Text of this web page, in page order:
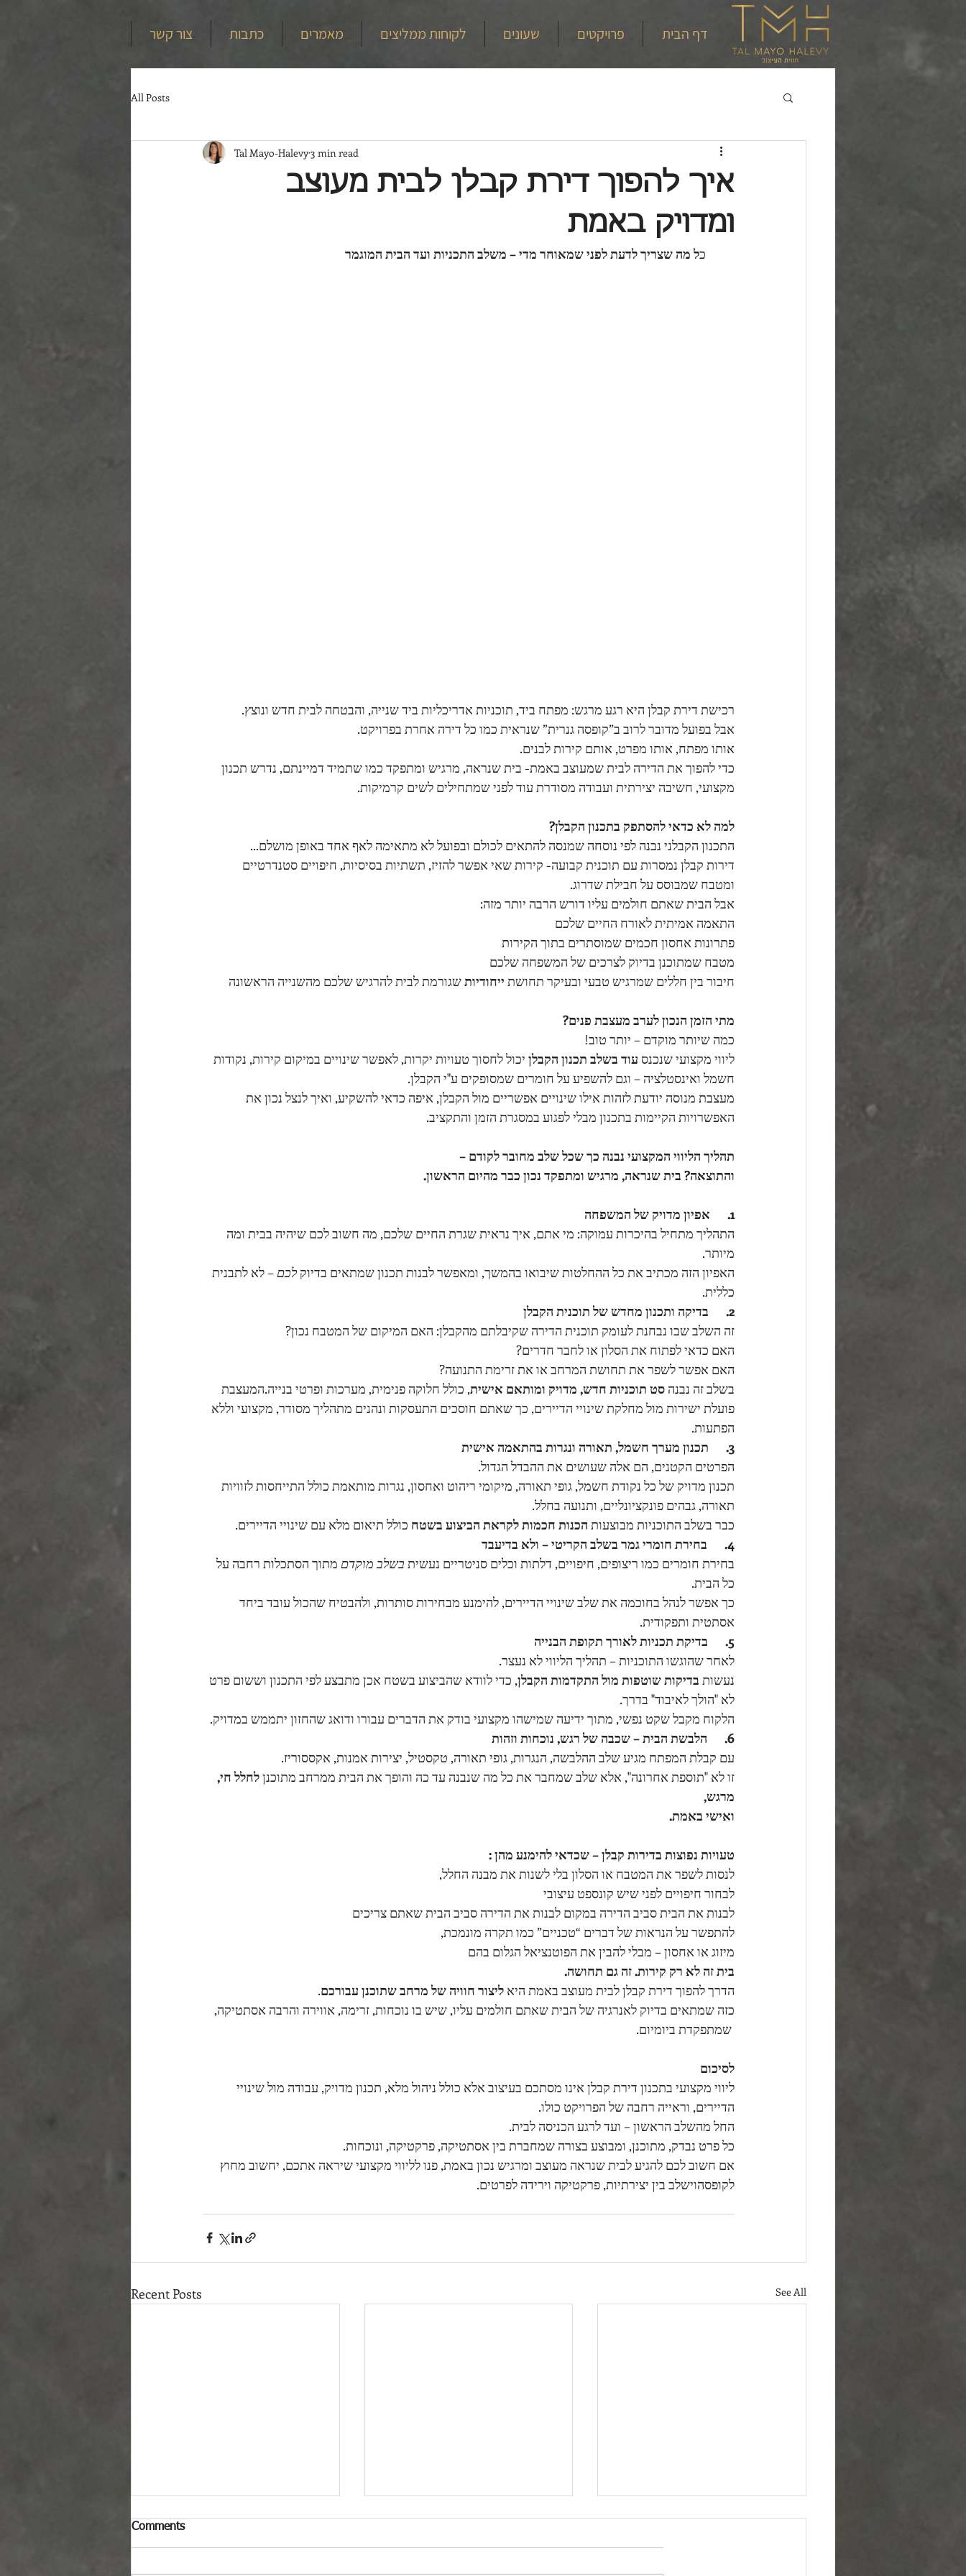
דף הבית פרויקטים שעונים לקוחות ממליצים מאמרים כתבות צור קשר
All Posts
איך להפוך דירת קבלן לבית מעוצב
ומדויק באמת
Tal Mayo-Halevy3 min read
כל מה שצריך לדעת לפני שמאוחר מדי – משלב התכניות ועד הבית המוגמר
רכישת דירת קבלן היא רגע מרגש: מפתח ביד, תוכניות אדריכליות ביד שנייה, והבטחה לבית חדש ונוצץ.
אבל בפועל מדובר לרוב ב”קופסה גנרית” שנראית כמו כל דירה אחרת בפרויקט.
אותו מפתח, אותו מפרט, אותם קירות לבנים.
כדי להפוך את הדירה לבית שמעוצב באמת- בית שנראה, מרגיש ומתפקד כמו שתמיד דמיינתם, נדרש תכנון
מקצועי, חשיבה יצירתית ועבודה מסודרת עוד לפני שמתחילים לשים קרמיקות.
למה לא כדאי להסתפק בתכנון הקבלן?
התכנון הקבלני נבנה לפי נוסחה שמנסה להתאים לכולם ובפועל לא מתאימה לאף אחד באופן מושלם...
דירות קבלן נמסרות עם תוכנית קבועה- קירות שאי אפשר להזיז, תשתיות בסיסיות, חיפויים סטנדרטיים
ומטבח שמבוסס על חבילת שדרוג.
אבל הבית שאתם חולמים עליו דורש הרבה יותר מזה:
התאמה אמיתית לאורח החיים שלכם
פתרונות אחסון חכמים שמוסתרים בתוך הקירות
מטבח שמתוכנן בדיוק לצרכים של המשפחה שלכם
חיבור בין חללים שמרגיש טבעי ובעיקר תחושת ייחודיות שגורמת לבית להרגיש שלכם מהשנייה הראשונה
מתי הזמן הנכון לערב מעצבת פנים?
כמה שיותר מוקדם – יותר טוב!
ליווי מקצועי שנכנס עוד בשלב תכנון הקבלן יכול לחסוך טעויות יקרות, לאפשר שינויים במיקום קירות, נקודות
חשמל ואינסטלציה – וגם להשפיע על חומרים שמסופקים ע"י הקבלן.
מעצבת מנוסה יודעת לזהות אילו שינויים אפשריים מול הקבלן, איפה כדאי להשקיע, ואיך לנצל נכון את
האפשרויות הקיימות בתכנון מבלי לפגוע במסגרת הזמן והתקציב.
תהליך הליווי המקצועי נבנה כך שכל שלב מחובר לקודם –
והתוצאה? בית שנראה, מרגיש ומתפקד נכון כבר מהיום הראשון.
1.      אפיון מדויק של המשפחה
התהליך מתחיל בהיכרות עמוקה: מי אתם, איך נראית שגרת החיים שלכם, מה חשוב לכם שיהיה בבית ומה
מיותר.
האפיון הזה מכתיב את כל ההחלטות שיבואו בהמשך, ומאפשר לבנות תכנון שמתאים בדיוק לכם – לא לתבנית
כללית.
2.      בדיקה ותכנון מחדש של תוכנית הקבלן
זה השלב שבו נבחנת לעומק תוכנית הדירה שקיבלתם מהקבלן: האם המיקום של המטבח נכון?
האם כדאי לפתוח את הסלון או לחבר חדרים?
האם אפשר לשפר את תחושת המרחב או את זרימת התנועה?
בשלב זה נבנה סט תוכניות חדש, מדויק ומותאם אישית, כולל חלוקה פנימית, מערכות ופרטי בנייה.המעצבת
פועלת ישירות מול מחלקת שינויי הדיירים, כך שאתם חוסכים התעסקות ונהנים מתהליך מסודר, מקצועי וללא
הפתעות.
3.      תכנון מערך חשמל, תאורה ונגרות בהתאמה אישית
הפרטים הקטנים, הם אלה שעושים את ההבדל הגדול.
תכנון מדויק של כל נקודת חשמל, גופי תאורה, מיקומי ריהוט ואחסון, נגרות מותאמת כולל התייחסות לזוויות
תאורה, גבהים פונקציונליים, ותנועה בחלל.
כבר בשלב התוכניות מבוצעות הכנות חכמות לקראת הביצוע בשטח כולל תיאום מלא עם שינויי הדיירים.
4.      בחירת חומרי גמר בשלב הקריטי – ולא בדיעבד
בחירת חומרים כמו ריצופים, חיפויים, דלתות וכלים סניטריים נעשית בשלב מוקדם מתוך הסתכלות רחבה על
כל הבית.
כך אפשר לנהל בחוכמה את שלב שינויי הדיירים, להימנע מבחירות סותרות, ולהבטיח שהכול עובד ביחד
אסתטית ותפקודית.
5.      בדיקת תכניות לאורך תקופת הבנייה
לאחר שהוגשו התוכניות – תהליך הליווי לא נעצר.
נעשות בדיקות שוטפות מול התקדמות הקבלן, כדי לוודא שהביצוע בשטח אכן מתבצע לפי התכנון וששום פרט
לא "הולך לאיבוד" בדרך.
הלקוח מקבל שקט נפשי, מתוך ידיעה שמישהו מקצועי בודק את הדברים עבורו ודואג שהחזון יתממש במדויק.
6.      הלבשת הבית – שכבה של רגש, נוכחות וזהות
עם קבלת המפתח מגיע שלב ההלבשה, הנגרות, גופי תאורה, טקסטיל, יצירות אמנות, אקססוריז.
זו לא "תוספת אחרונה", אלא שלב שמחבר את כל מה שנבנה עד כה והופך את הבית ממרחב מתוכנן לחלל חי,
מרגש,
ואישי באמת.
טעויות נפוצות בדירות קבלן – שכדאי להימנע מהן :
לנסות לשפר את המטבח או הסלון בלי לשנות את מבנה החלל,
לבחור חיפויים לפני שיש קונספט עיצובי
לבנות את הבית סביב הדירה במקום לבנות את הדירה סביב הבית שאתם צריכים
להתפשר על הנראות של דברים “טכניים” כמו תקרה מונמכת,
מיזוג או אחסון – מבלי להבין את הפוטנציאל הגלום בהם
בית זה לא רק קירות. זה גם תחושה.
הדרך להפוך דירת קבלן לבית מעוצב באמת היא ליצור חוויה של מרחב שתוכנן עבורכם.
כזה שמתאים בדיוק לאנרגיה של הבית שאתם חולמים עליו, שיש בו נוכחות, זרימה, אווירה והרבה אסתטיקה,
לסיכום
ליווי מקצועי בתכנון דירת קבלן אינו מסתכם בעיצוב אלא כולל ניהול מלא, תכנון מדויק, עבודה מול שינויי
הדיירים, וראייה רחבה של הפרויקט כולו.
החל מהשלב הראשון – ועד לרגע הכניסה לבית.
כל פרט נבדק, מתוכנן, ומבוצע בצורה שמחברת בין אסתטיקה, פרקטיקה, ונוכחות.
אם חשוב לכם להגיע לבית שנראה מעוצב ומרגיש נכון באמת, פנו לליווי מקצועי שיראה אתכם, יחשוב מחוץ
לקופסהוישלב בין יצירתיות, פרקטיקה וירידה לפרטים.
Recent Posts See All
Comments